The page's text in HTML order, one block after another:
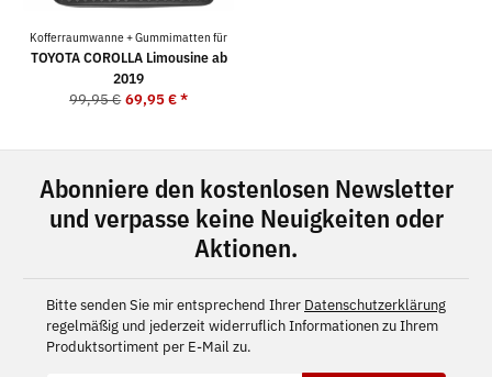
Kofferraumwanne + Gummimatten für
TOYOTA COROLLA Limousine ab
2019
99,95 € 69,95 €*
Abonniere den kostenlosen Newsletter
und verpasse keine Neuigkeiten oder
Aktionen.
Bitte senden Sie mir entsprechend Ihrer Datenschutzerklärung
regelmäßig und jederzeit widerruflich Informationen zu Ihrem
Produktsortiment per E-Mail zu.